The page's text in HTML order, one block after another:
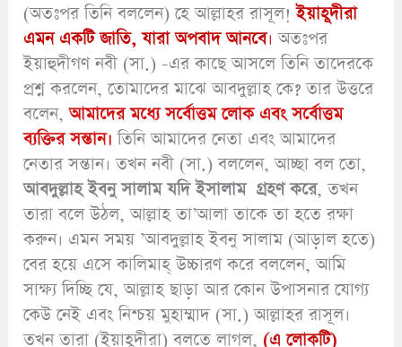
(অতঃপর তিনি বললেন) হে আল্লাহর রাসূল!ইয়াহূদীরা
এমন একটি জাতি, যারা অপবাদ আনবে। অতঃপর
ইয়াহুদীগণ নবী (সা.) -এর কাছে আসলে তিনি তাদেরকে
প্রশ্ন করলেন, তোমাদের মাঝে আবদুল্লাহ কে? তার উত্তরে
বলেন,আমাদের মধ্যে সর্বোত্তম লোক এবং সর্বোত্তম
ব্যক্তির সন্তান। তিনি আমাদের নেতা এবং আমাদের
নেতার সন্তান। তখন নবী (সা.) বললেন, আচ্ছা বল তো,
আবদুল্লাহ ইবনু সালাম যদি ইসালাম গ্রহণ করে, তখন
তারা বলে উঠল, আল্লাহ তা’আলা তাকে তা হতে রক্ষা
করুন। এমন সময় ’আবদুল্লাহ ইবনু সালাম (আড়াল হতে)
বের হয়ে এসে কালিমাহ্ উচ্চারণ করে বললেন, আমি
সাক্ষ্য দিচ্ছি যে, আল্লাহ ছাড়া আর কোন উপাসনার যোগ্য
কেউ নেই এবং নিশ্চয় মুহাম্মাদ (সা.) আল্লাহর রাসূল।
তখন তারা (ইয়াহূদীরা) বলতে লাগল,(এ লোকটি)